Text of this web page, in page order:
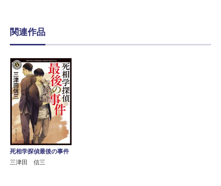
関連作品
死相学探偵最後の事件
三津田 信三